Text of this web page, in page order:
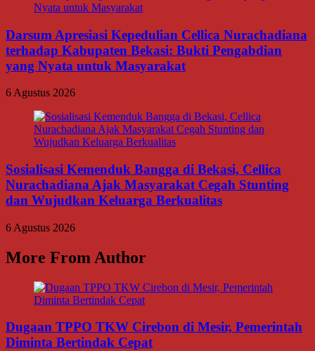
Darsum Apresiasi Kepedulian Cellica Nurachadiana
terhadap Kabupaten Bekasi: Bukti Pengabdian
yang Nyata untuk Masyarakat
6 Agustus 2026
Sosialisasi Kemenduk Bangga di Bekasi, Cellica
Nurachadiana Ajak Masyarakat Cegah Stunting
dan Wujudkan Keluarga Berkualitas
6 Agustus 2026
More From Author
Dugaan TPPO TKW Cirebon di Mesir, Pemerintah
Diminta Bertindak Cepat